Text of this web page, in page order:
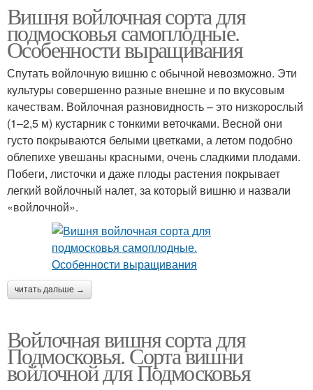
Вишня войлочная сорта для
подмосковья самоплодные.
Особенности выращивания
Спутать войлочную вишню с обычной невозможно. Эти
культуры совершенно разные внешне и по вкусовым
качествам. Войлочная разновидность – это низкорослый
(1–2,5 м) кустарник с тонкими веточками. Весной они
густо покрываются белыми цветками, а летом подобно
облепихе увешаны красными, очень сладкими плодами.
Побеги, листочки и даже плоды растения покрывает
легкий войлочный налет, за который вишню и назвали
«войлочной».
читать дальше →
Войлочная вишня сорта для
Подмосковья. Сорта вишни
войлочной для Подмосковья